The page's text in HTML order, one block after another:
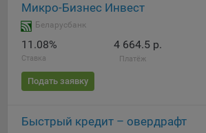
Микро-Бизнес Инвест
Беларусбанк
11.08%
Ставка
4 664.5 р.
Платёж
Подать заявку
Быстрый кредит – овердрафт